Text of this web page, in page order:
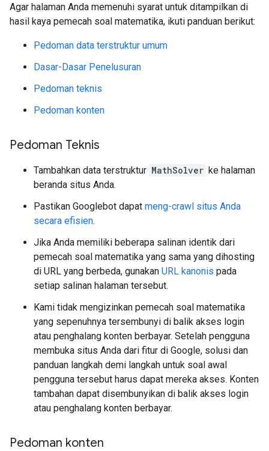
Agar halaman Anda memenuhi syarat untuk ditampilkan di
hasil kaya pemecah soal matematika, ikuti panduan berikut:
Pedoman data terstruktur umum
Dasar-Dasar Penelusuran
Pedoman teknis
Pedoman konten
Pedoman Teknis
Tambahkan data terstruktur MathSolver ke halaman
beranda situs Anda.
Pastikan Googlebot dapat meng-crawl situs Anda
secara efisien.
Jika Anda memiliki beberapa salinan identik dari
pemecah soal matematika yang sama yang dihosting
di URL yang berbeda, gunakan URL kanonis pada
setiap salinan halaman tersebut.
Kami tidak mengizinkan pemecah soal matematika
yang sepenuhnya tersembunyi di balik akses login
atau penghalang konten berbayar. Setelah pengguna
membuka situs Anda dari fitur di Google, solusi dan
panduan langkah demi langkah untuk soal awal
pengguna tersebut harus dapat mereka akses. Konten
tambahan dapat disembunyikan di balik akses login
atau penghalang konten berbayar.
Pedoman konten